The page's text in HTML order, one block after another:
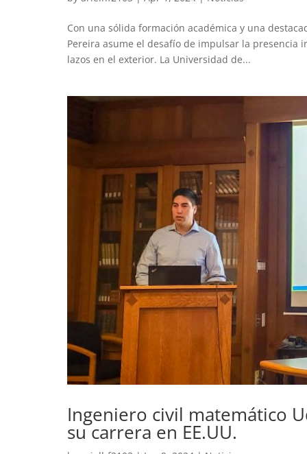
Con una sólida formación académica y una
Pereira asume el desafío de impulsar la presencia
lazos en el exterior. La Universidad de...
Ingeniero civil matemático
su carrera en EE.UU.